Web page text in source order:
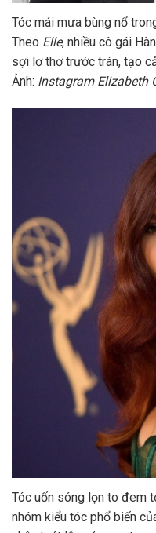
Tóc mái mưa bùng nổ
Theo Elle, nhiều cô gái
sợi lơ thơ trước trán, tạo
Ảnh: Instagram Elizabeth
Tóc uốn sóng lọn to đem
nhóm kiểu tóc phổ biến